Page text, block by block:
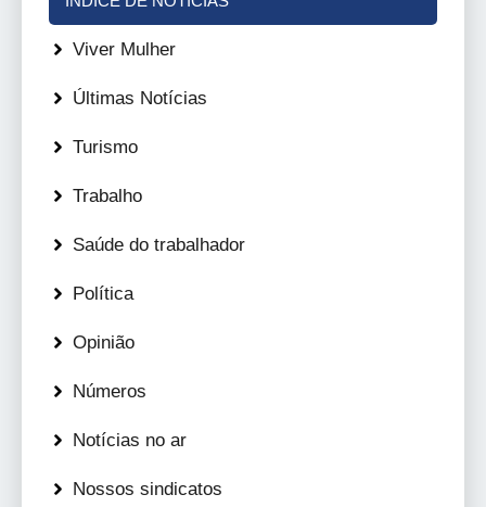
Viver Mulher
Últimas Notícias
Turismo
Trabalho
Saúde do trabalhador
Política
Opinião
Números
Notícias no ar
Nossos sindicatos